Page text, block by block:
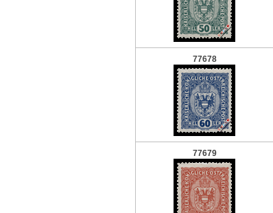
77678
77679